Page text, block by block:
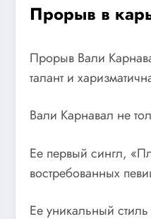
Прорыв в
Прорыв Вали
талант и
Вали Карнавал не
Ее первый сингл,
востребованных
Ее уникальный